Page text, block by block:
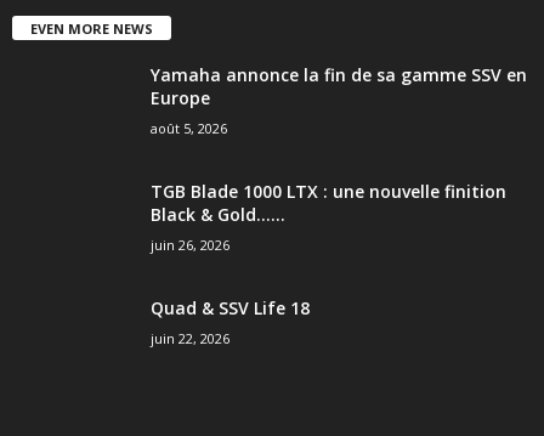
EVEN MORE NEWS
Yamaha annonce la fin de sa gamme SSV en
Europe
août 5, 2026
TGB Blade 1000 LTX : une nouvelle finition
Black & Gold…...
juin 26, 2026
Quad & SSV Life 18
juin 22, 2026